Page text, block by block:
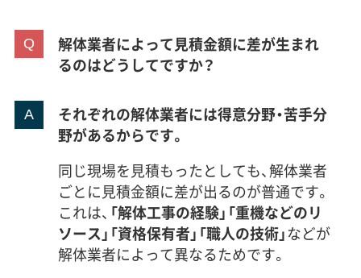
解体業者によって見積金額に差が生まれ
るのはどうしてですか？
それぞれの解体業者には得意分野・苦手分
野があるからです。
同じ現場を見積もったとしても、解体業者
ごとに見積金額に差が出るのが普通です。
これは、 「解体工事の経験」「重機などのリ
ソース」「資格保有者」「職人の技術」などが
解体業者によって異なるためです。